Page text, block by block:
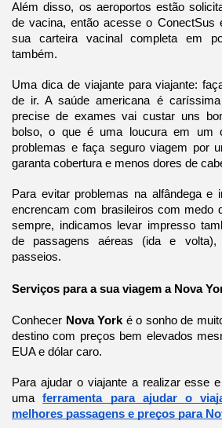
Além disso, os aeroportos estão
de vacina, então acesse o ConectSus
sua carteira vacinal completa em
também.
Uma dica de viajante para viajante:
de ir. A saúde americana é
precise de exames vai custar uns
bolso, o que é uma loucura em um
problemas e faça seguro viagem por
garanta cobertura e menos dores de
Para evitar problemas na alfândega e
encrencam com brasileiros com medo
sempre, indicamos levar impresso
de passagens aéreas (ida e
passeios.
Serviços para a sua viagem a Nova
Conhecer Nova York é o sonho de
destino com preços bem elevados
EUA e dólar caro.
Para ajudar o viajante a realizar esse
uma ferramenta para ajudar o
melhores passagens e preços para